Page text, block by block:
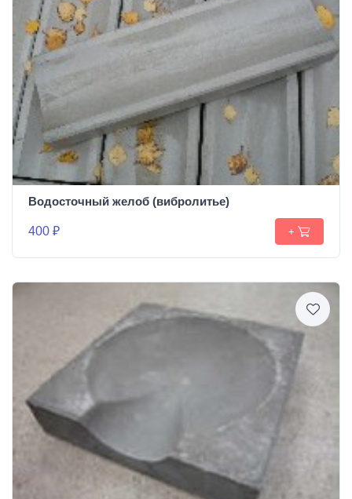
Водосточный желоб (вибролитье)
400 ₽ +